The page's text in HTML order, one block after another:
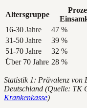
Altersgruppe
16-30 Jahre
47 %
31-50 Jahre
39 %
51-70 Jahre
32 %
Über 70 Jahre 28 %
Statistik 1: Prävalenz von
Deutschland (Quelle: TK
Krankenkasse)